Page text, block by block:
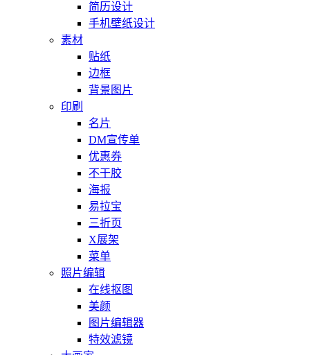
简历设计
手机壁纸设计
素材
贴纸
边框
背景图片
印刷
名片
DM宣传单
优惠券
不干胶
海报
易拉宝
三折页
X展架
菜单
照片编辑
在线抠图
美颜
图片编辑器
特效滤镜